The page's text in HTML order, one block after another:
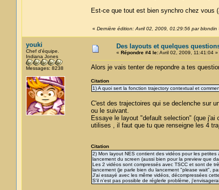
Est-ce que tout est bien synchro chez vous
« Dernière édition: Avril 02, 2009, 01:29:56 par blondin
youki
Chef d'équipe.
Indiana Jones
Messages: 8238
Des layouts et quelques
« Répondre #4 le:Avril 02, 2009, 11:41:04 »
Alors je vais tenter de repondre a tes
Citation
1) A quoi sert la fonction trajectory contextual et
C'est des trajectoires qui se declenche sur
ou le suivant.
Essaye le layout "default selection" (que
utilises , il faut que tu que renseigne les 4
Citation
2) Mon layout NES contient des vidéos pour les
lancement du screen (aussi bien pour la preview que
Les 2 vidéos sont compressés avec TSCC et sont de
lancement (je parle bien du lancement "please wait",
J'ai essayé avec les même vidéos, décompressées
S'il n'est pas possible de réglerle problème,